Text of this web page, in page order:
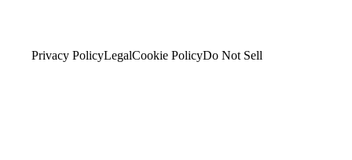
Privacy PolicyLegalCookie PolicyDo Not Sell